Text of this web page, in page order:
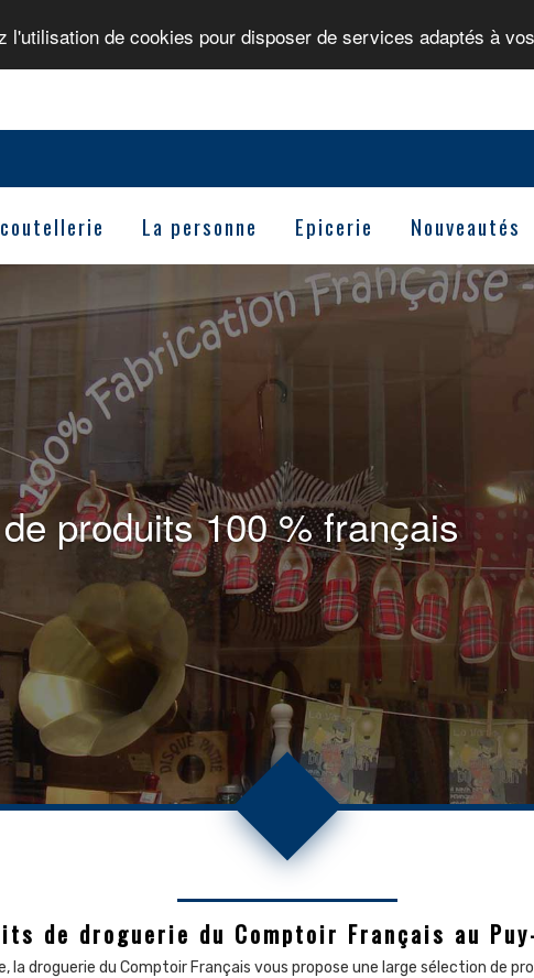
l'utilisation de cookies pour disposer de services adaptés à
La personne Epicerie Nouveautés
produits 100 % français
.
de droguerie du Comptoir Français au
la droguerie du Comptoir Français vous propose une large sélection de